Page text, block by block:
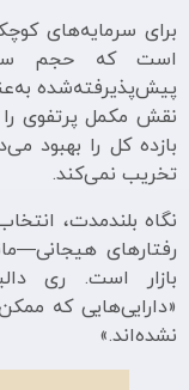
برای سرمایه‌های
است که حجم
پیش‌پذیرفته‌شده
نقش مکمل پرتفوی
بازده کل را بهبود
تخریب نمی‌کند.
نگاه بلندمدت،
رفتارهای
بازار است. ری
«دارایی‌هایی که
نشده‌اند.»